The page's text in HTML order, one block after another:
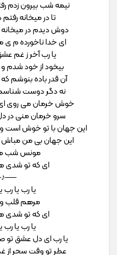
ﻧﻴﻤﻪ ﺷﺐ ﺑﻴﺮون زدم
ﺗﺎ در ﻣﻴﺨﺎﻧﻪ
دوش دﻳﺪم در
ای ﺧﺪا ﻧﺎﺧﻮرده م ی
ﻳﺎ رب آﺧﺮ ز ﻏﻢ
ﺑﻴﺨﻮد از ﺧﻮد ﺷﺪم
آن ﻗﺪر ﺑﺎده
ﻧﻪ دﮔﺮ دوﺳﺖ
ﺧﻮش ﺧﺮﻣﺎن ﻣﻰ روی
ﺳﺮو ﺧﺮﻣﺎن ﻣﻨﻰ در
اﻳﻦ ﺟﻬﺎن ﺑﺎ ﺗﻮ ﺧﻮش اﺳﺖ
اﻳﻦ ﺟﻬﺎن ﺑﻰ ﻣﻦ
ﻣﻮﻧﺲ ﺷﺐ
ای ﻛﻪ ﺗﻮ ﺷﺪی
ﻳﺎ رب ﻳﺎ رب
ﻣﺮﻫﻢ ﻗﻠﺐ و
ای ﻛﻪ ﺗﻮ ﺷﺪی
ﻳﺎ رب ﻳﺎ رب
ﻳﺎ رب ای دل ﻋﺸﻖ ﺗﻮ
ﻋﻄﺮ ﺗﻮ وﻗﺖ ﺳﺤﺮ